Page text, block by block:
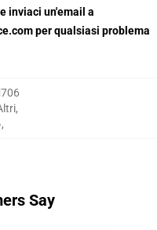
inviaci un'email a
per qualsiasi problema
,
,
Say